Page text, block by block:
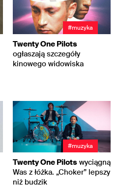
#muzyka
Twenty One Pilots
ogłaszają szczegóły
kinowego widowiska
#muzyka
Twenty One Pilots wyciągną
Was z łóżka. „Choker” lepszy
niż budzik